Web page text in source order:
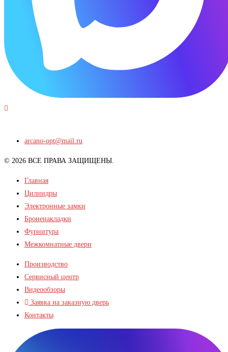
arcano-opt@mail.ru
© 2026 ВСЕ ПРАВА ЗАЩИЩЕНЫ.
Главная
Цилиндры
Электронные замки
Броненакладки
Фурнитура
Межкомнатные двери
Производство
Сервисный центр
Видеообзоры
Заявка на заказную дверь
Контакты